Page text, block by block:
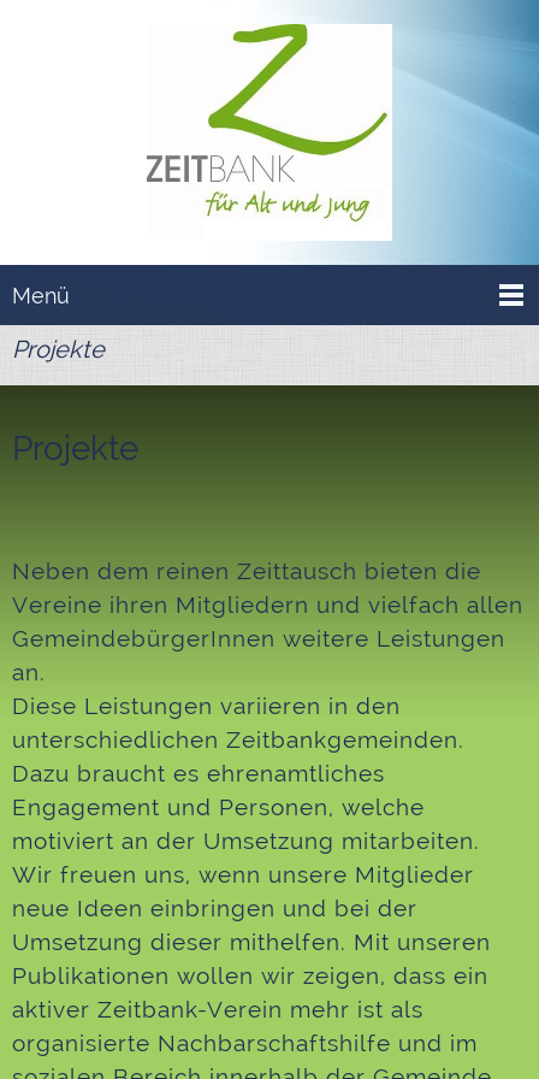
Menü
Projekte
Projekte
Neben dem reinen Zeittausch bieten die
Vereine ihren Mitgliedern und vielfach allen
GemeindebürgerInnen weitere Leistungen
an.
Diese Leistungen variieren in den
unterschiedlichen Zeitbankgemeinden.
Dazu braucht es ehrenamtliches
Engagement und Personen, welche
motiviert an der Umsetzung mitarbeiten.
Wir freuen uns, wenn unsere Mitglieder
neue Ideen einbringen und bei der
Umsetzung dieser mithelfen. Mit unseren
Publikationen wollen wir zeigen, dass ein
aktiver Zeitbank-Verein mehr ist als
organisierte Nachbarschaftshilfe und im